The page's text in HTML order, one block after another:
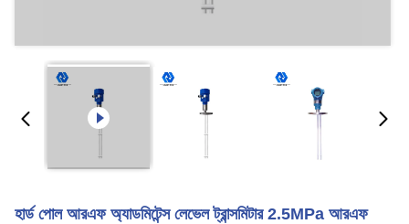
হার্ড পোল আরএফ অ্যাডমিটেন্স লেভেল ট্রান্সমিটার 2.5MPa আরএফ